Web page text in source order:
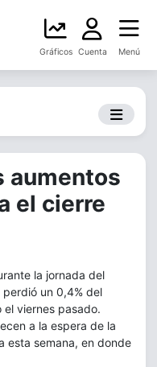
Gráficos Cuenta Menú
aumentos
el cierre
la jornada del
un 0,4% del
el viernes pasado.
a la espera de la
esta semana, en donde